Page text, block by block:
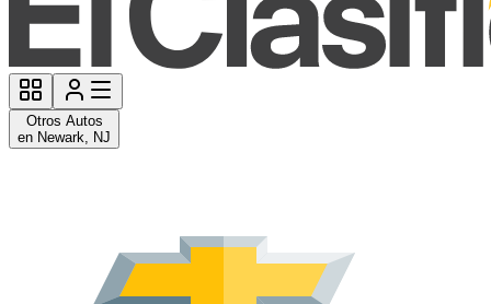
Otros Autos
en Newark, NJ